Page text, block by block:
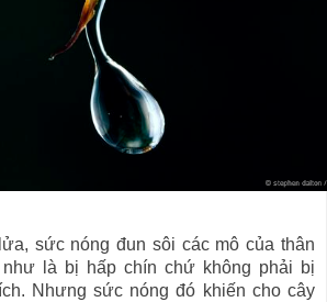
sức nóng đun sôi các mô của thân
như là bị hấp chín chứ không phải bị
Nhưng sức nóng đó khiến cho cây